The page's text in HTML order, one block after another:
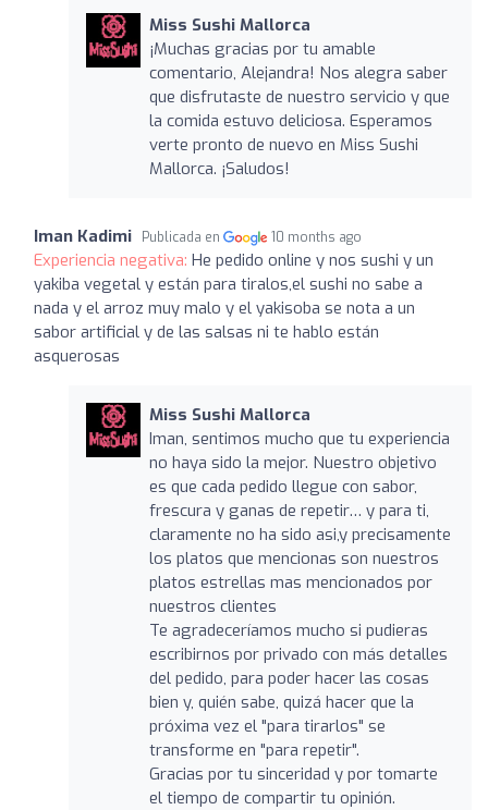
Miss Sushi Mallorca
¡Muchas gracias por tu amable
comentario, Alejandra! Nos alegra saber
que disfrutaste de nuestro servicio y que
la comida estuvo deliciosa. Esperamos
verte pronto de nuevo en Miss Sushi
Mallorca. ¡Saludos!
Iman Kadimi Publicada en 10 months ago
Experiencia negativa: He pedido online y nos sushi y un
yakiba vegetal y están para tiralos,el sushi no sabe a
nada y el arroz muy malo y el yakisoba se nota a un
sabor artificial y de las salsas ni te hablo están
asquerosas
Miss Sushi Mallorca
Iman, sentimos mucho que tu experiencia
no haya sido la mejor. Nuestro objetivo
es que cada pedido llegue con sabor,
frescura y ganas de repetir… y para ti,
claramente no ha sido asi,y precisamente
los platos que mencionas son nuestros
platos estrellas mas mencionados por
nuestros clientes
Te agradeceríamos mucho si pudieras
escribirnos por privado con más detalles
del pedido, para poder hacer las cosas
bien y, quién sabe, quizá hacer que la
próxima vez el "para tirarlos" se
transforme en "para repetir".
Gracias por tu sinceridad y por tomarte
el tiempo de compartir tu opinión.